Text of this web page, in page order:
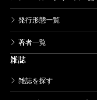
発行形態一覧
著者一覧
雑誌
雑誌を探す